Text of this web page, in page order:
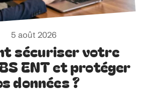
5 août 2026
sécuriser votre
ENT et protéger
données ?